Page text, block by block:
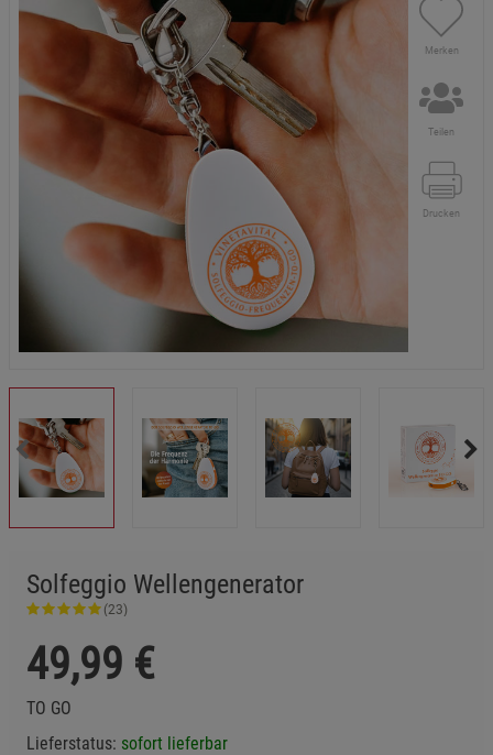
Merken
Teilen
Drucken
Solfeggio Wellengenerator
(23)
49,99 €
TO GO
Lieferstatus: sofort lieferbar